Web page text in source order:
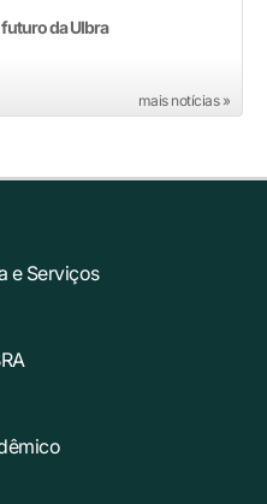
da Ulbra
mais notícias »
e Serviços